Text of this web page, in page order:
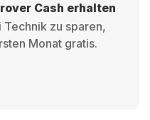
Cash erhalten
zu sparen,
Monat gratis.